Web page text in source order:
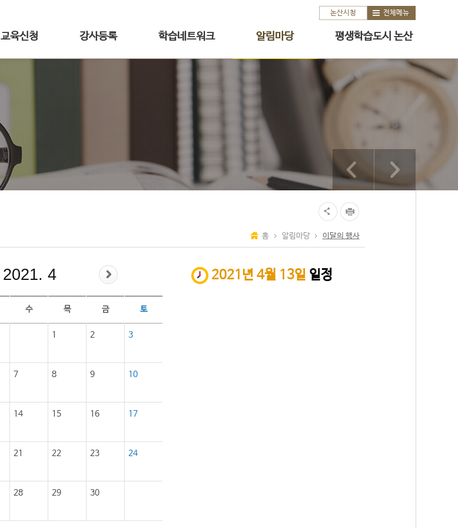
논산시청 전체메뉴
교육신청 강사등록 학습네트워크 알림마당 평생학습도시 논산
홈 알림마당 이달의 행사
2021. 4
수 목 금 토
1 2 3
7 8 9 10
14 15 16 17
21 22 23 24
28 29 30
2021년 4월 13일 일정